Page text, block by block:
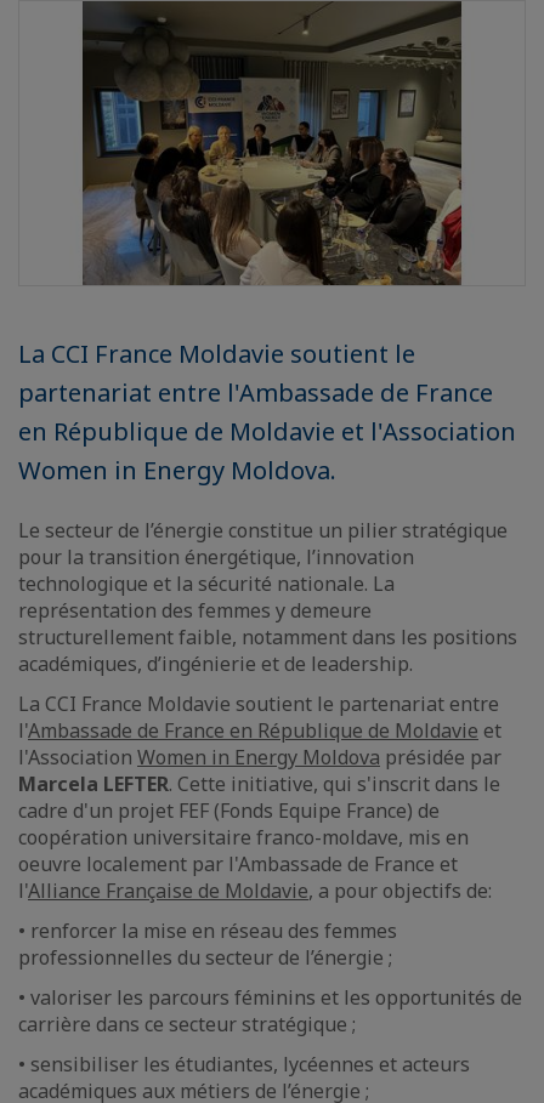
La CCI France Moldavie soutient le
partenariat entre l'Ambassade de France
en République de Moldavie et l'Association
Women in Energy Moldova.
Le secteur de l’énergie constitue un pilier stratégique
pour la transition énergétique, l’innovation
technologique et la sécurité nationale. La
représentation des femmes y demeure
structurellement faible, notamment dans les positions
académiques, d’ingénierie et de leadership.
La CCI France Moldavie soutient le partenariat entre
l'Ambassade de France en République de Moldavie et
l'Association Women in Energy Moldova présidée par
Marcela LEFTER. Cette initiative, qui s'inscrit dans le
cadre d'un projet FEF (Fonds Equipe France) de
coopération universitaire franco-moldave, mis en
oeuvre localement par l'Ambassade de France et
l'Alliance Française de Moldavie, a pour objectifs de:
• renforcer la mise en réseau des femmes
professionnelles du secteur de l’énergie ;
• valoriser les parcours féminins et les opportunités de
carrière dans ce secteur stratégique ;
• sensibiliser les étudiantes, lycéennes et acteurs
académiques aux métiers de l’énergie ;